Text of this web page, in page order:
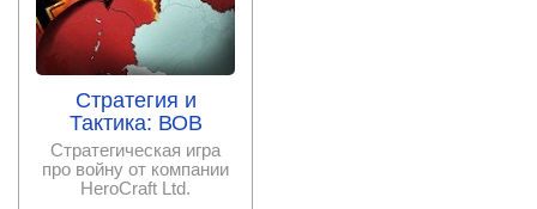
Стратегия и
Тактика: ВОВ
Стратегическая игра
про войну от компании
HeroCraft Ltd.